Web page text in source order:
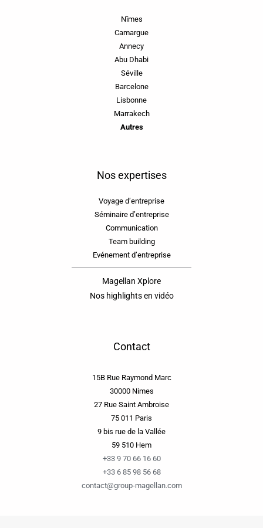
Nîmes
Camargue
Annecy
Abu Dhabi
Séville
Barcelone
Lisbonne
Marrakech
Autres
Nos expertises
Voyage d’entreprise
Séminaire d’entreprise
Communication
Team building
Evénement d’entreprise
Magellan Xplore
Nos highlights en vidéo
Contact
15B Rue Raymond Marc
30000 Nimes
27 Rue Saint Ambroise
75 011 Paris
9 bis rue de la Vallée
59 510 Hem
+33 9 70 66 16 60
+33 6 85 98 56 68
contact@group-magellan.com